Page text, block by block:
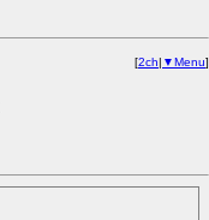
[2ch| ▼Menu]